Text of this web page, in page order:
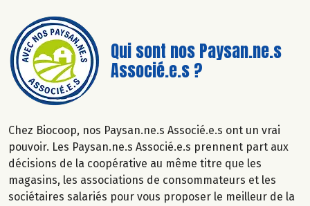
Qui sont nos Paysan.ne.s
Associé.e.s ?
Chez Biocoop, nos Paysan.ne.s Associé.e.s ont un vrai
pouvoir. Les Paysan.ne.s Associé.e.s prennent part aux
décisions de la coopérative au même titre que les
magasins, les associations de consommateurs et les
sociétaires salariés pour vous proposer le meilleur de la